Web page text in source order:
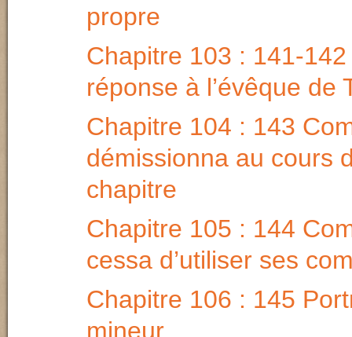
propre
Chapitre 103 : 141-
réponse à l’évêque de
Chapitre 104 : 143
démissionna au cours
chapitre
Chapitre 105 : 144
cessa d’utiliser ses
Chapitre 106 : 145
mineur